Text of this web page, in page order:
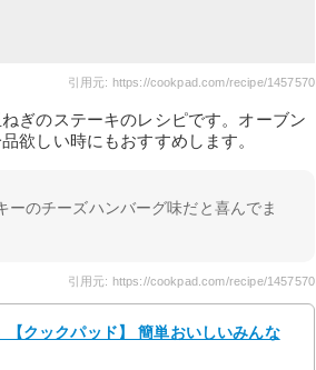
引用元: https://cookpad.com/recipe/1457570
ぎのステーキのレシピです。オーブン
欲しい時にもおすすめします。
ーのチーズハンバーグ味だと喜んでま
引用元: https://cookpad.com/recipe/1457570
クックパッド】 簡単おいしいみんな